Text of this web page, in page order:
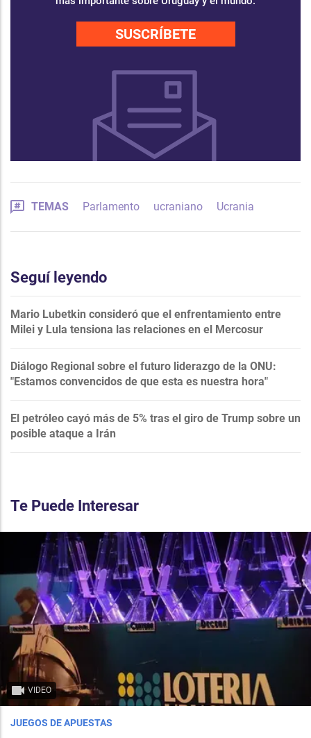
SUSCRÍBETE
TEMAS Parlamento ucraniano Ucrania
Seguí leyendo
Mario Lubetkin consideró que el enfrentamiento entre
Milei y Lula tensiona las relaciones en el Mercosur
Diálogo Regional sobre el futuro liderazgo de la ONU:
"Estamos convencidos de que esta es nuestra hora"
El petróleo cayó más de 5% tras el giro de Trump sobre un
posible ataque a Irán
Te Puede Interesar
VIDEO
JUEGOS DE APUESTAS